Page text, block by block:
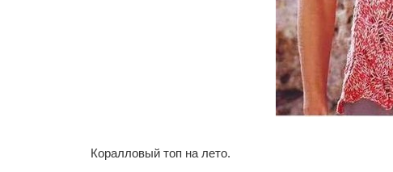
Коралловый топ на лето.